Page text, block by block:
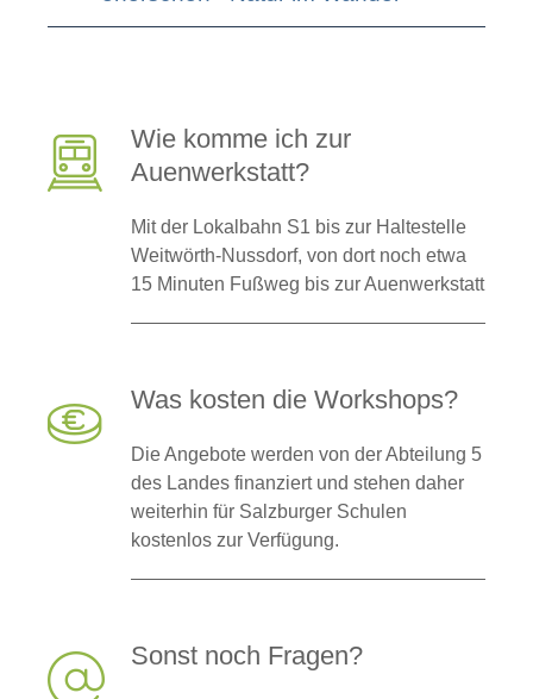
Wie komme ich zur
Auenwerkstatt?
Mit der Lokalbahn S1 bis zur Haltestelle
Weitwörth-Nussdorf, von dort noch etwa
15 Minuten Fußweg bis zur Auenwerkstatt
Was kosten die Workshops?
Die Angebote werden von der Abteilung 5
des Landes finanziert und stehen daher
weiterhin für Salzburger Schulen
kostenlos zur Verfügung.
Sonst noch Fragen?